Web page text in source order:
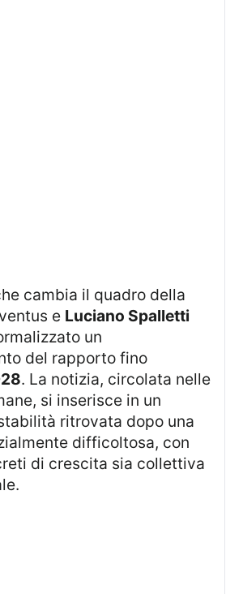
e Luciano Spalletti
un
del rapporto fino
. La notizia, circolata nelle
si inserisce in un
ritrovata dopo una
difficoltosa, con
di crescita sia collettiva